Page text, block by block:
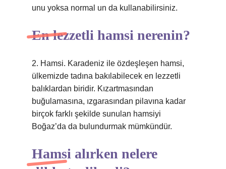
unu yoksa normal un da kullanabilirsiniz.
En lezzetli hamsi nerenin?
2. Hamsi. Karadeniz ile özdeşleşen hamsi,
ülkemizde tadına bakılabilecek en lezzetli
balıklardan biridir. Kızartmasından
buğulamasına, ızgarasından pilavına kadar
birçok farklı şekilde sunulan hamsiyi
Boğaz’da da bulundurmak mümkündür.
Hamsi alırken nelere